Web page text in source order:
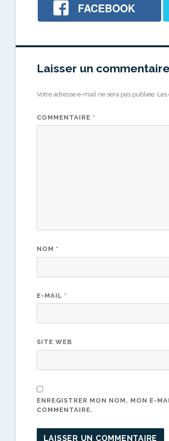
FACEBOOK
Laisser un commentaire
Votre adresse e-mail ne sera pas publiée.
COMMENTAIRE *
NOM *
E-MAIL *
SITE WEB
ENREGISTRER MON NOM, MON E-
COMMENTAIRE.